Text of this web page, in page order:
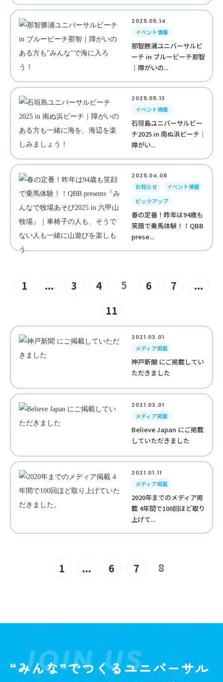
2025.05.14
イベント情報
那智勝浦ユニバーサルビ
ーチ in ブルービーチ那智
｜障がいの...
2025.05.13
イベント情報
石垣島ユニバーサルビー
チ2025 in 南ぬ浜ビーチ｜
障がい...
2025.04.08
お知らせ
イベント情報
ピックアップ
春の定番！昨年は94歳も
笑顔で乗馬体験！！QBB
prese...
1 ... 3 4 5 6 7
...
11
2021.03.01
メディア掲載
神戸新聞 にご掲載してい
ただきました
2021.03.01
メディア掲載
Believe Japan にご掲載
していただきました
2021.01.11
メディア掲載
2020年までのメディア掲
載 4年間で100回ほど取り
上げて...
1 ... 6 7 8
JOIN US
“みんな”でつくるユニバーサル